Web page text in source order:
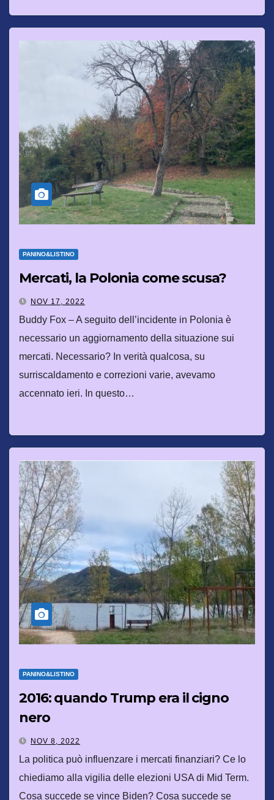
PANINO&LISTINO
Mercati, la Polonia come scusa?
NOV 17, 2022
Buddy Fox – A seguito dell’incidente in Polonia è
necessario un aggiornamento della situazione sui
mercati. Necessario? In verità qualcosa, su
surriscaldamento e correzioni varie, avevamo
accennato ieri. In questo…
PANINO&LISTINO
2016: quando Trump era il cigno
nero
NOV 8, 2022
La politica può influenzare i mercati finanziari? Ce lo
chiediamo alla vigilia delle elezioni USA di Mid Term.
Cosa succede se vince Biden? Cosa succede se